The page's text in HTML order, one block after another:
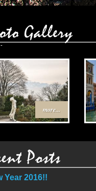
more...
Year 2016!!